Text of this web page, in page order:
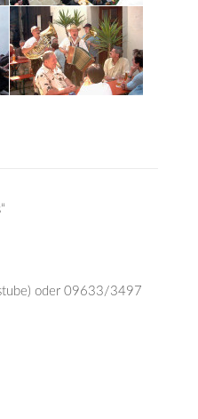
oder 09633/3497